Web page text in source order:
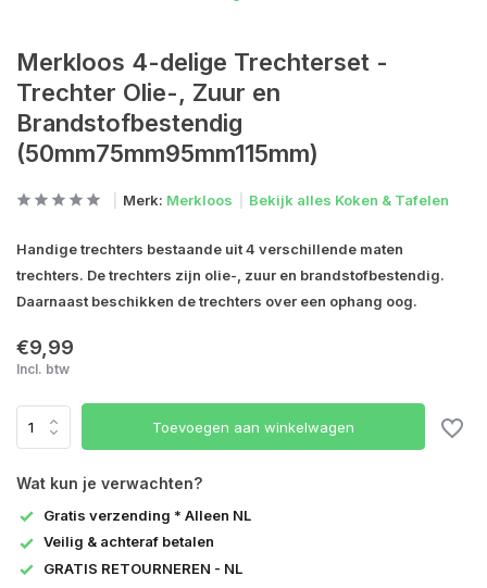
Merkloos 4-delige Trechterset -
Trechter Olie-, Zuur en
Brandstofbestendig
(50mm75mm95mm115mm)
Merk: Merkloos Bekijk alles Koken & Tafelen
Handige trechters bestaande uit 4 verschillende maten
trechters. De trechters zijn olie-, zuur en brandstofbestendig.
Daarnaast beschikken de trechters over een ophang oog.
€9,99
Incl. btw
Toevoegen aan winkelwagen
Wat kun je verwachten?
Gratis verzending * Alleen NL
Veilig & achteraf betalen
GRATIS RETOURNEREN - NL